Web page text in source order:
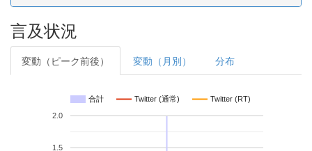
言及状況
変動（ピーク前後） 変動（月別） 分布
合計 Twitter (通常) Twitter (RT)
1.5
2.0